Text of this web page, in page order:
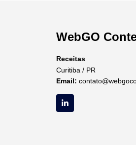
WebGO
Receitas
Curitiba / PR
Email: